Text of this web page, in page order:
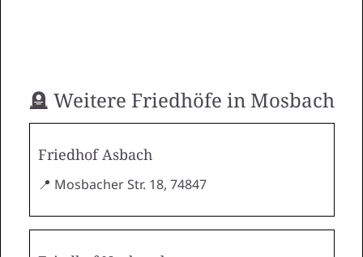
🪦 Weitere Friedhöfe in Mosbach
Friedhof Asbach
📍 Mosbacher Str. 18, 74847